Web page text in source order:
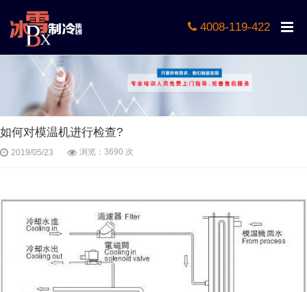
4008-119-422
如何对模温机进行检查?
2019/05/23 浏览：3690 次